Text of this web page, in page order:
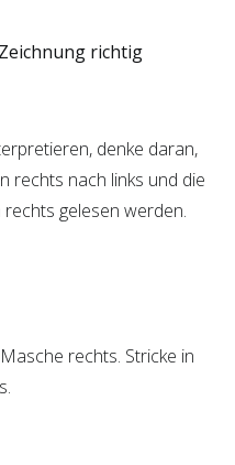
richtig
denke daran,
rechts nach links und die
gelesen werden.
rechts. Stricke in